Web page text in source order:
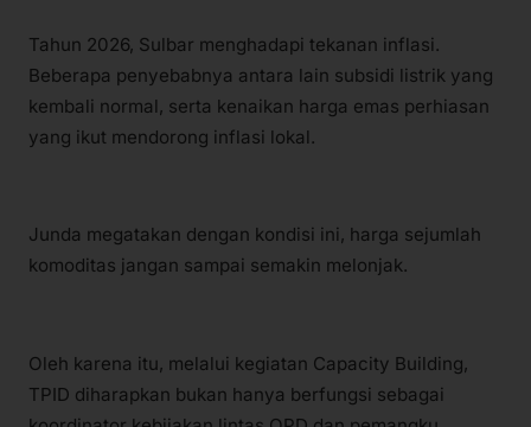
Tahun 2026, Sulbar menghadapi tekanan inflasi.
Beberapa penyebabnya antara lain subsidi listrik yang
kembali normal, serta kenaikan harga emas perhiasan
yang ikut mendorong inflasi lokal.
Junda megatakan dengan kondisi ini, harga sejumlah
komoditas jangan sampai semakin melonjak.
Oleh karena itu, melalui kegiatan Capacity Building,
TPID diharapkan bukan hanya berfungsi sebagai